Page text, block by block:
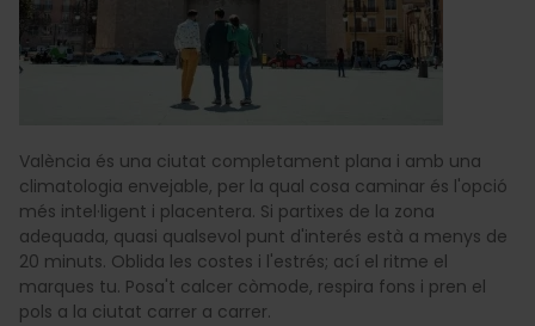
València és una ciutat completament plana i amb una
climatologia envejable, per la qual cosa caminar és l'opció
més intel·ligent i placentera. Si partixes de la zona
adequada, quasi qualsevol punt d'interés està a menys de
20 minuts. Oblida les costes i l'estrés; ací el ritme el
marques tu. Posa't calcer còmode, respira fons i pren el
pols a la ciutat carrer a carrer.